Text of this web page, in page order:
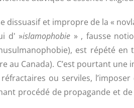
dissuasif et impropre de la «
d' »islamophobie » , fausse
est répété
au Canada). C’est pourtant
ou serviles,
procédé de propagande et